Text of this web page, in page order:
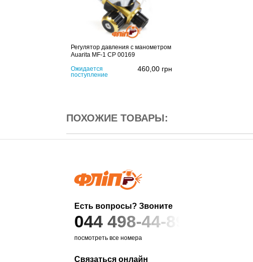
Регулятор давления с манометром
Auarita MF-1 CP 00169
Ожидается
поступление
460,00 грн
ПОХОЖИЕ ТОВАРЫ:
Есть вопросы? Звоните
044 498-44-89
посмотреть все номера
Связаться онлайн